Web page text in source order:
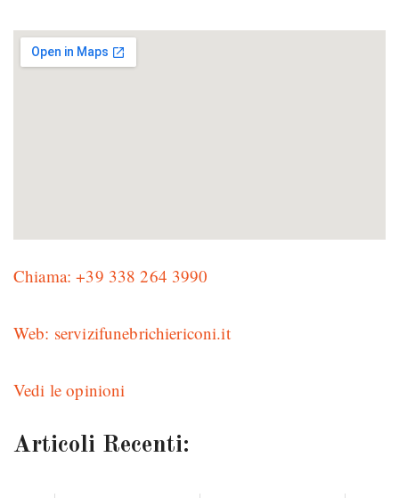
Chiama: +39 338 264 3990
Web: servizifunebrichiericoni.it
Vedi le opinioni
Articoli Recenti: